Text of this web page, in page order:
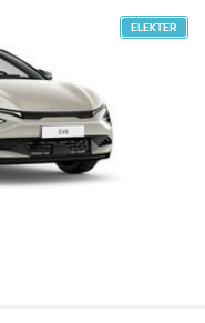
ELEKTER